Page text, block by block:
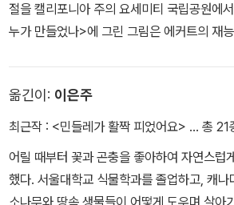
절을 캘리포니아 주의 요세미티 국립공원에
누가 만들었나>에 그린 그림은 에커트의 재
옮긴이: 이은주
최근작 : <민들레가 활짝 피었어요> … 총 21
어릴 때부터 꽃과 곤충을 좋아하여 자연스럽
했다. 서울대학교 식물학과를 졸업하고, 캐나